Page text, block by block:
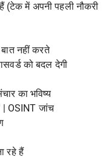
(टेक में अपनी पहली नौकरी
नहीं करते
को बदल देगी
का भविष्य
OSINT जांच
रहे हैं